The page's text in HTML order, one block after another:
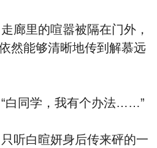
廊里的喧嚣被隔在门外，
然能够清晰地传到解慕远
白同学，我有个办法……”
听白暄妍身后传来砰的一